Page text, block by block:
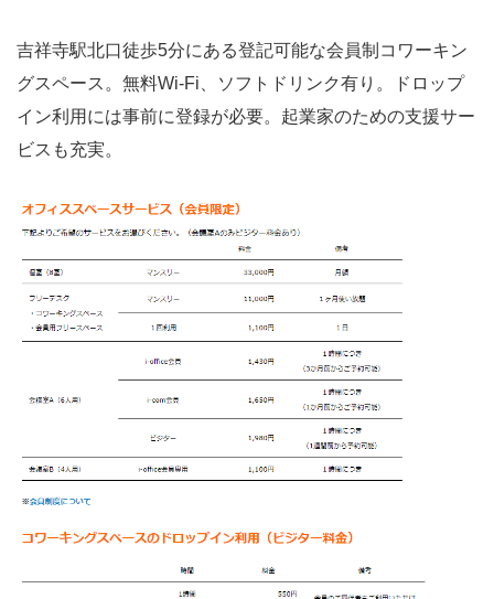
吉祥寺駅北口徒歩5分にある登記可能な会員制コワーキン
グスペース。無料Wi-Fi、ソフトドリンク有り。ドロップ
イン利用には事前に登録が必要。起業家のための支援サー
ビスも充実。